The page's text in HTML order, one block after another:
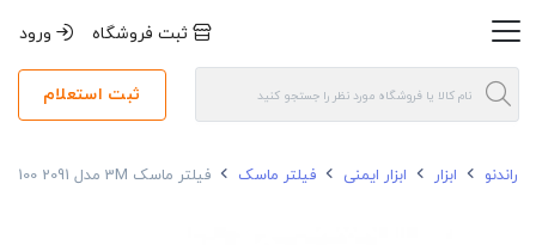
ثبت فروشگاه ورود
ثبت استعلام
راندنو ابزار ابزار ایمنی فیلتر ماسک فیلتر ماسک 3M مدل P100 2091